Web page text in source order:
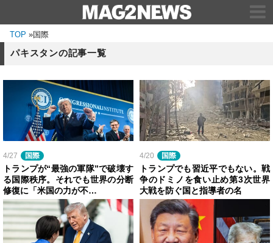
TOP »国際
パキスタンの記事一覧
4/27 国際
トランプが“最強の軍隊”で破壊す
る国際秩序。それでも世界の分断
修復に「米国の力が不…
4/20 国際
トランプでも習近平でもない。戦
争のドミノを食い止め第3次世界
大戦を防ぐ国と指導者の名